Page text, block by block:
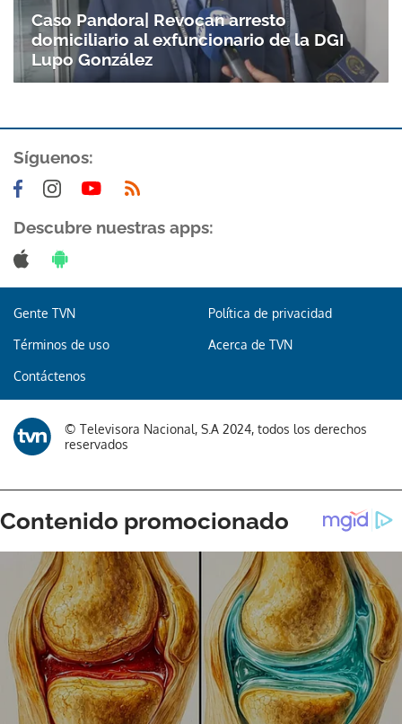
Caso Pandora| Revocan arresto
domiciliario al exfuncionario de la DGI
Lupo González
Síguenos:
Descubre nuestras apps:
Gente TVN Política de privacidad
Términos de uso Acerca de TVN
Contáctenos
© Televisora Nacional, S.A 2024, todos los derechos
reservados